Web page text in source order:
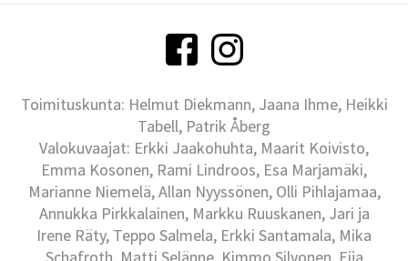
Toimituskunta: Helmut Diekmann, Jaana Ihme, Heikki
Tabell, Patrik Åberg
Valokuvaajat: Erkki Jaakohuhta, Maarit Koivisto,
Emma Kosonen, Rami Lindroos, Esa Marjamäki,
Marianne Niemelä, Allan Nyyssönen, Olli Pihlajamaa,
Annukka Pirkkalainen, Markku Ruuskanen, Jari ja
Irene Räty, Teppo Salmela, Erkki Santamala, Mika